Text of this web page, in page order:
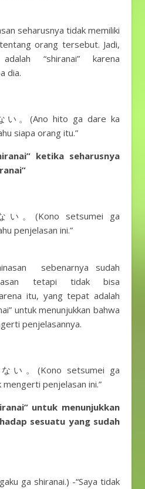
seharusnya tidak memiliki
orang tersebut. Jadi,
“shiranai” karena
dia.
。(Ano hito ga dare ka
siapa orang itu.”
ketika seharusnya
。(Kono setsumei ga
penjelasan ini.”
sebenarnya sudah
tetapi tidak bisa
itu, yang tepat adalah
untuk menunjukkan bahwa
penjelasannya.
い。(Kono setsumei ga
mengerti penjelasan ini.”
untuk menunjukkan
sesuatu yang sudah
ga shiranai.) -“Saya tidak